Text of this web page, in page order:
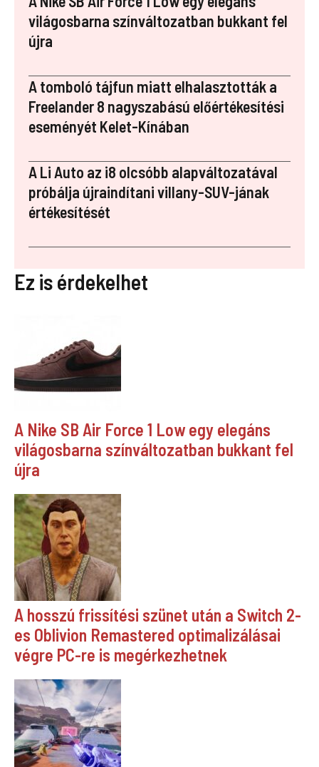
o
k
n p
világosbarna színváltozatban bukkant fel
újra
A tomboló tájfun miatt elhalasztották a
Freelander 8 nagyszabású előértékesítési
eseményét Kelet-Kínában
A Li Auto az i8 olcsóbb alapváltozatával
próbálja újraindítani villany-SUV-jának
értékesítését
Ez is érdekelhet
A Nike SB Air Force 1 Low egy elegáns
világosbarna színváltozatban bukkant fel
újra
A hosszú frissítési szünet után a Switch 2-
es Oblivion Remastered optimalizálásai
végre PC-re is megérkezhetnek